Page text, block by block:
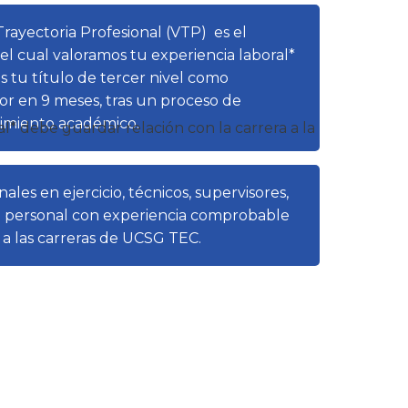
Profesional (VTP) es el
cual valoramos tu experiencia laboral*
tu título de tercer nivel como
en 9 meses, tras un proceso de
académico.
debe guardar relación con la carrera a la
aplicar?
en ejercicio, técnicos, supervisores,
con experiencia comprobable
las carreras de UCSG TEC.